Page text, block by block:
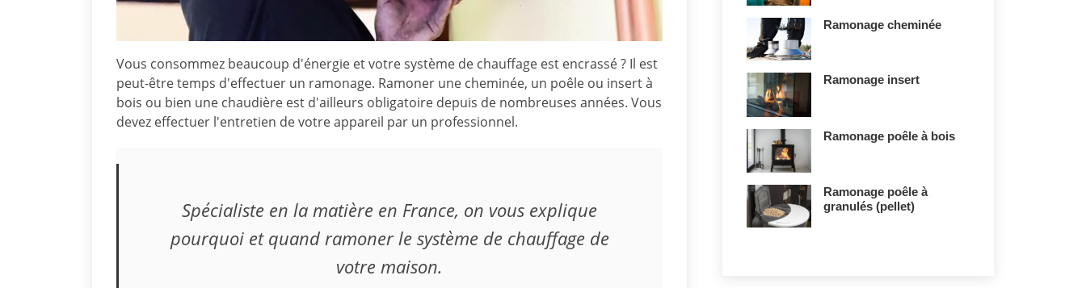
Vous consommez beaucoup d'énergie et votre système de chauffage est encrassé ? Il est
peut-être temps d'effectuer un ramonage. Ramoner une cheminée, un poêle ou insert à
bois ou bien une chaudière est d'ailleurs obligatoire depuis de nombreuses années. Vous
devez effectuer l'entretien de votre appareil par un professionnel.
Spécialiste en la matière en France, on vous explique
pourquoi et quand ramoner le système de chauffage de
votre maison.
Ramonage cheminée
Ramonage insert
Ramonage poêle à bois
Ramonage poêle à
granulés (pellet)